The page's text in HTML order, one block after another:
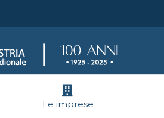
Le imprese